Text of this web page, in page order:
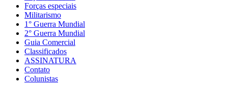
Forças especiais
Militarismo
1° Guerra Mundial
2° Guerra Mundial
Guia Comercial
Classificados
ASSINATURA
Contato
Colunistas